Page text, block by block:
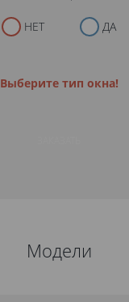
НЕТ ДА
Выберите тип окна!
Модели